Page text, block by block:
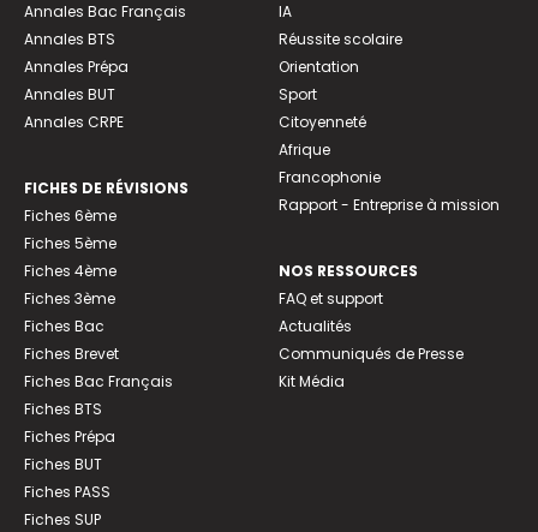
Annales Bac Français
Annales BTS
Annales Prépa
Annales BUT
Annales CRPE
FICHES DE RÉVISIONS
Fiches 6ème
Fiches 5ème
Fiches 4ème
Fiches 3ème
Fiches Bac
Fiches Brevet
Fiches Bac Français
Fiches BTS
Fiches Prépa
Fiches BUT
Fiches PASS
Fiches SUP
IA
Réussite scolaire
Orientation
Sport
Citoyenneté
Afrique
Francophonie
Rapport - Entreprise à mission
NOS RESSOURCES
FAQ et support
Actualités
Communiqués de Presse
Kit Média